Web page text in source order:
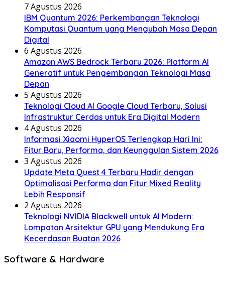
7 Agustus 2026
IBM Quantum 2026: Perkembangan Teknologi
Komputasi Quantum yang Mengubah Masa Depan
Digital
6 Agustus 2026
Amazon AWS Bedrock Terbaru 2026: Platform AI
Generatif untuk Pengembangan Teknologi Masa
Depan
5 Agustus 2026
Teknologi Cloud AI Google Cloud Terbaru, Solusi
Infrastruktur Cerdas untuk Era Digital Modern
4 Agustus 2026
Informasi Xiaomi HyperOS Terlengkap Hari Ini:
Fitur Baru, Performa, dan Keunggulan Sistem 2026
3 Agustus 2026
Update Meta Quest 4 Terbaru Hadir dengan
Optimalisasi Performa dan Fitur Mixed Reality
Lebih Responsif
2 Agustus 2026
Teknologi NVIDIA Blackwell untuk AI Modern:
Lompatan Arsitektur GPU yang Mendukung Era
Kecerdasan Buatan 2026
Software & Hardware